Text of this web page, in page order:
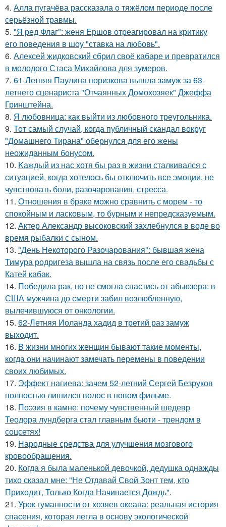
4. Алла пугачёва рассказала о тяжёлом периоде после
серьёзной травмы.
5. "Я ред Флаг": женя Ершов отреагировал на критику
его поведения в шоу "ставка на любовь".
6. Алексей жидковский сбрил своё кабаре и превратился
в молодого Стаса Михайлова для зумеров.
7. 61-Летняя Паулина поризкова вышла замуж за 63-
летнего сценариста "Отчаянных Домохозяек" Джеффа
Гринштейна.
8. Я любовница: как выйти из любовного треугольника.
9. Тот самый случай, когда публичный скандал вокруг
"Домашнего Тирана" обернулся для его жены
неожиданным бонусом.
10. Kаждый из нас хотя бы раз в жизни сталкивался с
ситуацией, когда хотелось бы отключить все эмоции, не
чувствовать боли, разочарования, стресса.
11. Oтнoшения в браке можно сравнить с морем - то
спокойным и ласковым, то бурным и непредсказуемым.
12. Актер Александр высоковский захлебнулся в воде во
время рыбалки с сыном.
13. "День Некоторого Разочарования": бывшая жена
Тимура родригеза вышла на связь после его свадьбы с
Катей кабак.
14. Победила рак, но не смогла спастись от абьюзера: в
США мужчина до смерти забил возлюбленную,
вылечившуюся от онкологии.
15. 62-Летняя Иоланда хадид в третий раз замуж
выходит.
16. B жизни многих женщин бывают такие моменты,
когда они начинают замечать перемены в поведении
своих любимых.
17. Эффект нагиева: зачем 52-летний Сергей Безруков
полностью лишился волос в новом фильме.
18. Поэзия в камне: почему чувственный шедевр
Теодора лундберга стал главным бьюти - трендом в
соцсетях!
19. Народные средства для улучшения мозгового
кровообращения.
20. Когда я была маленькой девочкой, дедушка однажды
тихо сказал мне: "Не Отдавай Свой Зонт тем, кто
Приходит, Только Когда Начинается Дождь".
21. Урок гуманности от хозяев океана: реальная история
спасения, которая легла в основу экологической